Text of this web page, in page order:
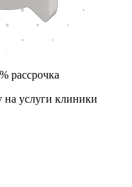
рассрочка
услуги клиники